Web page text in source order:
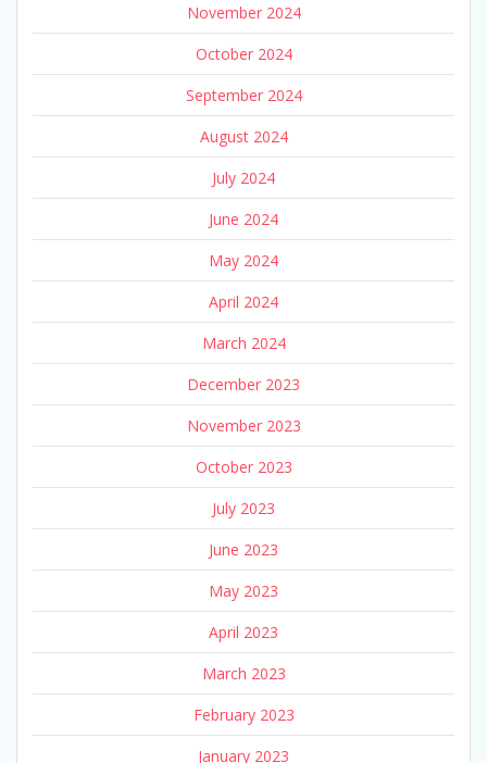
November 2024
October 2024
September 2024
August 2024
July 2024
June 2024
May 2024
April 2024
March 2024
December 2023
November 2023
October 2023
July 2023
June 2023
May 2023
April 2023
March 2023
February 2023
January 2023